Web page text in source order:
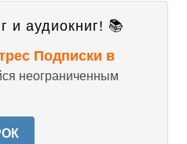
и аудиокниг! 📚
Подписки в
неограниченным